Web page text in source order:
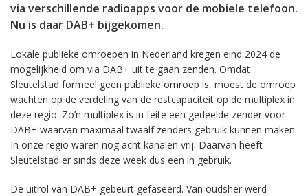
via verschillende radioapps voor de mobiele telefoon.
Nu is daar DAB+ bijgekomen.
Lokale publieke omroepen in Nederland kregen eind 2024 de
mogelijkheid om via DAB+ uit te gaan zenden. Omdat
Sleutelstad formeel geen publieke omroep is, moest de omroep
wachten op de verdeling van de restcapaciteit op de multiplex in
deze regio. Zo’n multiplex is in feite een gedeelde zender voor
DAB+ waarvan maximaal twaalf zenders gebruik kunnen maken.
In onze regio waren nog acht kanalen vrij. Daarvan heeft
Sleutelstad er sinds deze week dus een in gebruik.
De uitrol van DAB+ gebeurt gefaseerd. Van oudsher werd